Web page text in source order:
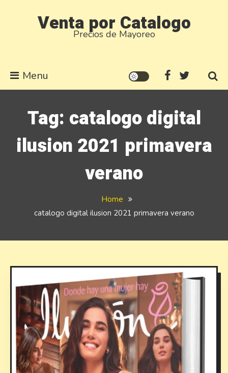
Venta por Catalogo
Precios de Mayoreo
Menu
Tag: catalogo digital
ilusion 2021 primavera
verano
Home
catalogo digital ilusion 2021 primavera verano